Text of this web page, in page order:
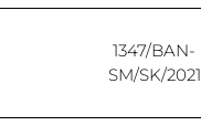
1347/BAN-
SM/SK/2021